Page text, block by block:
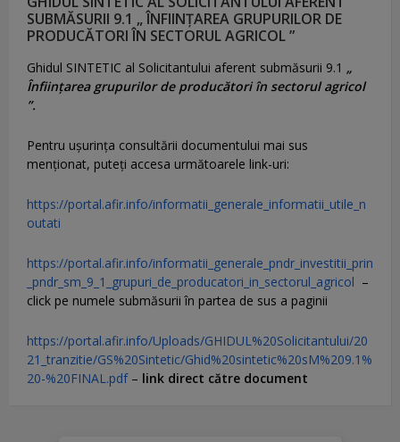
SUBMĂSURII 9.1 „ ÎNFIINȚAREA GRUPURILOR DE
PRODUCĂTORI ÎN SECTORUL AGRICOL ”
Ghidul SINTETIC al Solicitantului aferent submăsurii 9.1 „
Înființarea grupurilor de producători în sectorul agricol
”.
Pentru uşurinţa consultării documentului mai sus
menţionat, puteţi accesa următoarele link-uri:
https://portal.afir.info/informatii_generale_informatii_utile_n
outati
https://portal.afir.info/informatii_generale_pndr_investitii_prin
_pndr_sm_9_1_grupuri_de_producatori_in_sectorul_agricol –
click pe numele submăsurii în partea de sus a paginii
https://portal.afir.info/Uploads/GHIDUL%20Solicitantului/20
21_tranzitie/GS%20Sintetic/Ghid%20sintetic%20sM%209.1%
20-%20FINAL.pdf– link direct către document